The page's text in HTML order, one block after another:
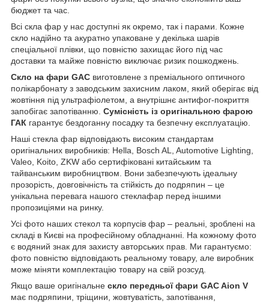
бюджет та час.
Всі скла фар у нас доступні як окремо, так і парами. Кожне
скло надійно та акуратно упаковане у декілька шарів
спеціальної плівки, що повністю захищає його під час
доставки та майже повністю виключає ризик пошкоджень.
Скло на фари GAC виготовлене з преміального оптичного
полікарбонату з заводським захисним лаком, який оберігає від
жовтіння під ультрафіолетом, а внутрішнє антифог-покриття
запобігає запотіванню. Сумісність із оригінальною фарою
ГАК гарантує бездоганну посадку та безпечну експлуатацію.
Наші стекла фар відповідають високим стандартам
оригінальних виробників: Hella, Bosch AL, Automotive Lighting,
Valeo, Koito, ZKW або сертифіковані китайським та
тайванським виробництвом. Вони забезпечують ідеальну
прозорість, довговічність та стійкість до подряпин – це
унікальна перевага нашого стеклафар перед іншими
пропозиціями на ринку.
Усі фото наших стекол та корпусів фар – реальні, зроблені на
складі в Києві на професійному обладнанні. На кожному фото
є водяний знак для захисту авторських прав. Ми гарантуємо:
фото повністю відповідають реальному товару, але виробник
може міняти комплектацію товару на свій розсуд.
Якщо ваше оригінальне скло передньої фари GAC Aion V
має подряпини, тріщини, жовтуватість, запотівання,